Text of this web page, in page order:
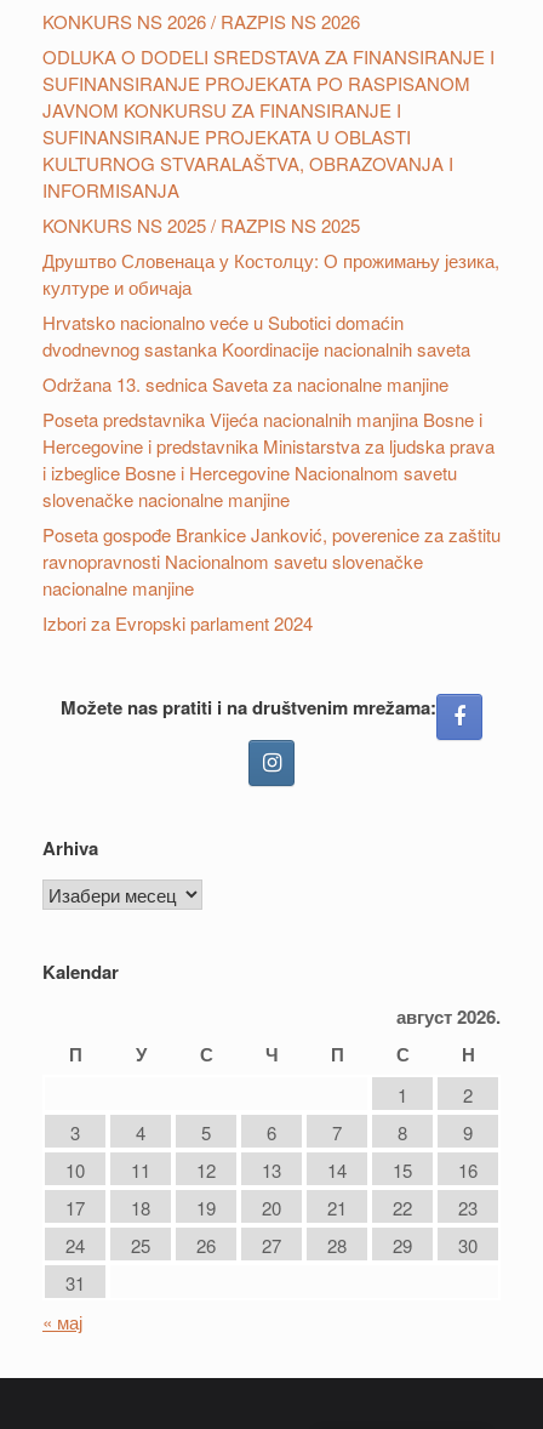
KONKURS NS 2026 / RAZPIS NS 2026
ODLUKA O DODELI SREDSTAVA ZA FINANSIRANJE I
SUFINANSIRANJE PROJEKATA PO RASPISANOM
JAVNOM KONKURSU ZA FINANSIRANJE I
SUFINANSIRANJE PROJEKATA U OBLASTI
KULTURNOG STVARALAŠTVA, OBRAZOVANJA I
INFORMISANJA
KONKURS NS 2025 / RAZPIS NS 2025
Друштвo Словенаца у Костолцу: О прожимању језика,
културе и обичаја
Hrvatsko nacionalno veće u Subotici domaćin
dvodnevnog sastanka Koordinacije nacionalnih saveta
Održana 13. sednica Saveta za nacionalne manjine
Poseta predstavnika Vijeća nacionalnih manjina Bosne i
Hercegovine i predstavnika Ministarstva za ljudska prava
i izbeglice Bosne i Hercegovine Nacionalnom savetu
slovenačke nacionalne manjine
Poseta gospođe Brankice Janković, poverenice za zaštitu
ravnopravnosti Nacionalnom savetu slovenačke
nacionalne manjine
Izbori za Evropski parlament 2024
Možete nas pratiti i na društvenim mrežama:
Arhiva
Arhiva
Kalendar
август 2026.
П
У С Ч П С Н
1
2
3
4 5 6 7 8
9
10
11 12 13 14 15
16
17
18 19 20 21 22
23
24
25 26 27 28 29
30
31
« мај